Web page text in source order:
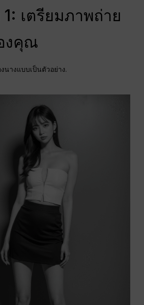
เตรียมภาพถ่าย
งคุณ
นางแบบเป็นตัวอย่าง.